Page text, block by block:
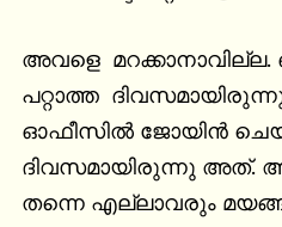
അവളെ  മറക്കാനാവില്ല.
പറ്റാത്ത
ഓഫീസിൽ ജോയിൻ
ദിവസമായിരുന്നു അത്.
തന്നെ എല്ലാവരും